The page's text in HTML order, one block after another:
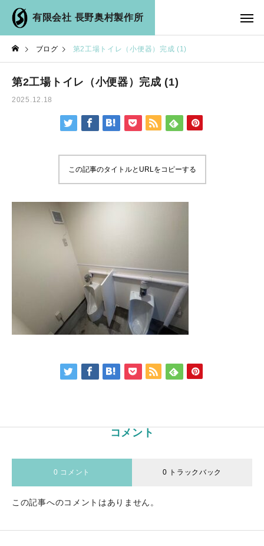
有限会社 長野奥村製作所
ブログ 第2工場トイレ（小便器）完成 (1)
第2工場トイレ（小便器）完成 (1)
2025.12.18
この記事のタイトルとURLをコピーする
コメント
0 コメント 0 トラックバック
この記事へのコメントはありません。